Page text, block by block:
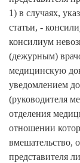
1) в случаях,
статьи, -
консилиум
(дежурным)
медицинскую
уведомлением
(руководителя
отделения
отношении
вмешательство,
представителя